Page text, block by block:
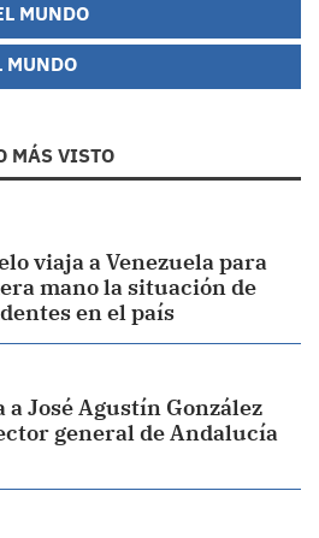
MUNDO
MUNDO
MÁS VISTO
viaja a Venezuela para
mano la situación de
en el país
José Agustín González
general de Andalucía